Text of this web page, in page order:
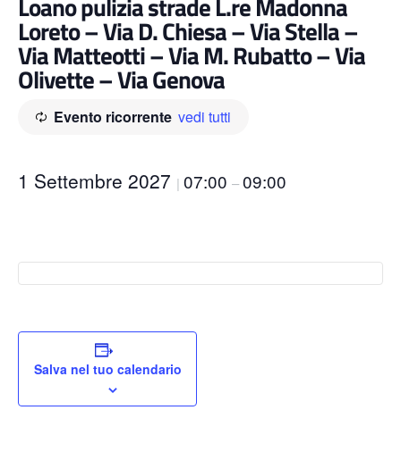
Loreto – Via D. Chiesa – Via Stella –
Via Matteotti – Via M. Rubatto – Via
Olivette – Via Genova
Evento ricorrente vedi tutti
1 Settembre 2027 | 07:00 –09:00
Salva nel tuo calendario